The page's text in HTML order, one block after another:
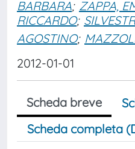
BARBARA; ZAPPA,
RICCARDO;
AGOSTINO;
2012-01-01
Scheda breve
Scheda completa